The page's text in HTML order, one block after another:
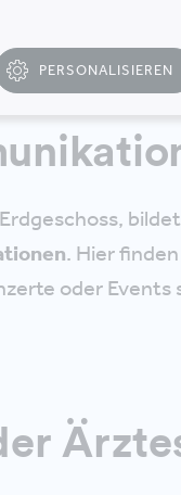
. Hier
oder Events
PERSONALISIEREN